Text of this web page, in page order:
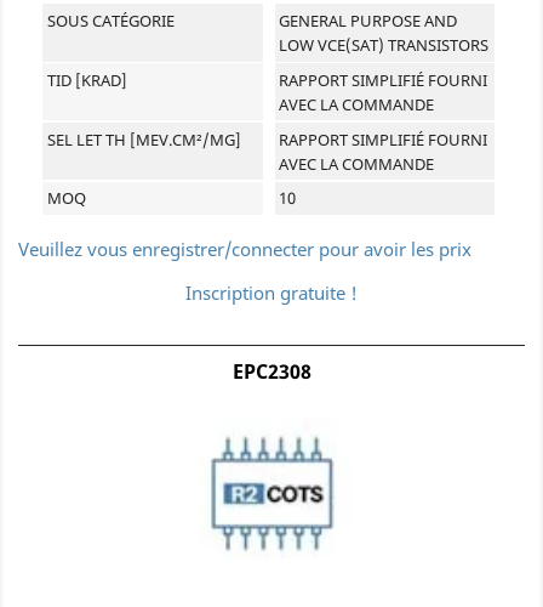
SOUS CATÉGORIE
GENERAL PURPOSE AND
LOW VCE(SAT) TRANSISTORS
TID [KRAD]
RAPPORT SIMPLIFIÉ FOURNI
AVEC LA COMMANDE
SEL LET TH [MEV.CM²/MG]
RAPPORT SIMPLIFIÉ FOURNI
AVEC LA COMMANDE
MOQ
10
Veuillez vous enregistrer/connecter pour avoir les prix
Inscription gratuite !
EPC2308